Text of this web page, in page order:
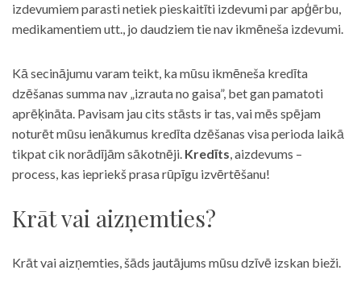
izdevumiem parasti netiek pieskaitīti izdevumi par apģērbu,
medikamentiem utt., jo daudziem tie nav ikmēneša izdevumi.
Kā secinājumu varam teikt, ka mūsu ikmēneša kredīta
dzēšanas summa nav „izrauta no gaisa”, bet gan pamatoti
aprēķināta. Pavisam jau cits stāsts ir tas, vai mēs spējam
noturēt mūsu ienākumus kredīta dzēšanas visa perioda laikā
tikpat cik norādījām sākotnēji. Kredīts, aizdevums –
process, kas iepriekš prasa rūpīgu izvērtēšanu!
Krāt vai aizņemties?
Krāt vai aizņemties, šāds jautājums mūsu dzīvē izskan bieži.